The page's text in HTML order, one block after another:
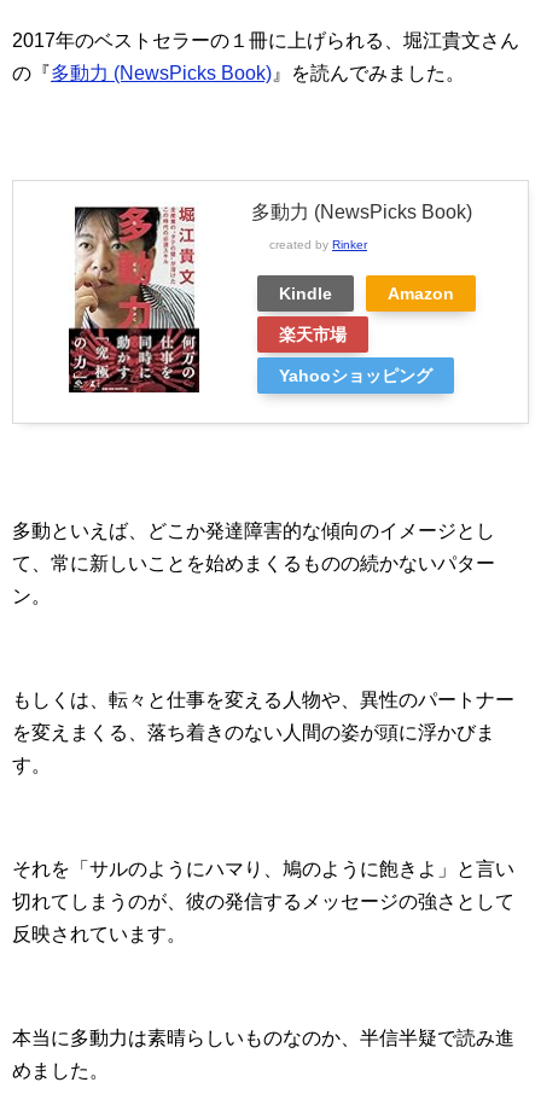
2017年のベストセラーの１冊に上げられる、堀江貴文さん
の『多動力 (NewsPicks Book) 』を読んでみました。
多動力 (NewsPicks Book)
created by Rinker
Kindle Amazon
楽天市場
Yahooショッピング
多動といえば、どこか発達障害的な傾向のイメージとし
て、常に新しいことを始めまくるものの続かないパター
ン。
もしくは、転々と仕事を変える人物や、異性のパートナー
を変えまくる、落ち着きのない人間の姿が頭に浮かびま
す。
それを「サルのようにハマり、鳩のように飽きよ」と言い
切れてしまうのが、彼の発信するメッセージの強さとして
反映されています。
本当に多動力は素晴らしいものなのか、半信半疑で読み進
めました。